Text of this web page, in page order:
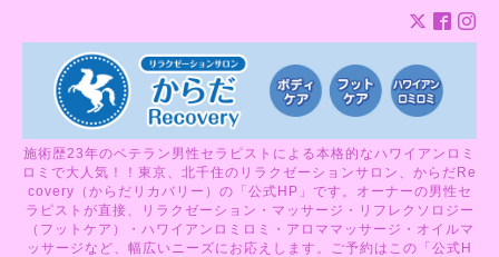
施術歴23年のベテラン男性セラピストによる本格的なハワイアンロミ
ロミで大人気！！東京、北千住のリラクゼーションサロン、からだRe
covery（からだリカバリー）の「公式HP」です。オーナーの男性セ
ラピストが直接、リラクゼーション・マッサージ・リフレクソロジー
（フットケア）・ハワイアンロミロミ・アロママッサージ・オイルマ
ッサージなど、幅広いニーズにお応えします。ご予約はこの「公式H